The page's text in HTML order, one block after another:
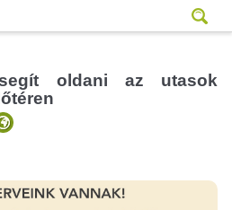
oldani az utasok